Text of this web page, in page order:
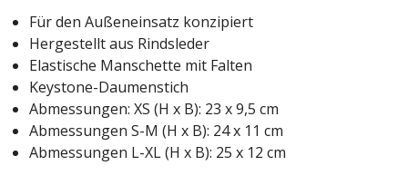
Für den Außeneinsatz konzipiert
Hergestellt aus Rindsleder
Elastische Manschette mit Falten
Keystone-Daumenstich
Abmessungen: XS (H x B): 23 x 9,5 cm
Abmessungen S-M (H x B): 24 x 11 cm
Abmessungen L-XL (H x B): 25 x 12 cm